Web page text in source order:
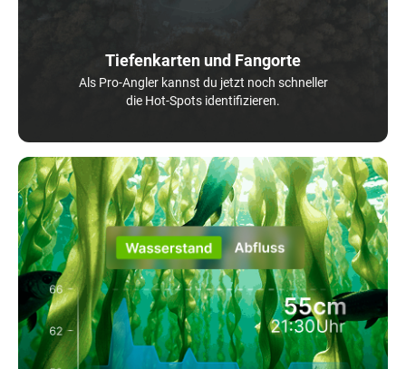
Tiefenkarten und Fangorte
Als Pro-Angler kannst du jetzt noch schneller
die Hot-Spots identifizieren.